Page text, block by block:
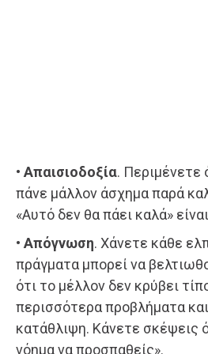
• Απαισιοδοξία. Περιμένετε
πάνε μάλλον άσχημα παρά
«Αυτό δεν θα πάει καλά»
• Απόγνωση. Χάνετε κάθε
πράγματα μπορεί να
ότι το μέλλον δεν κρύβει
περισσότερα προβλήματα
κατάθλιψη. Κάνετε σκέψεις
νόημα να προσπαθείς».